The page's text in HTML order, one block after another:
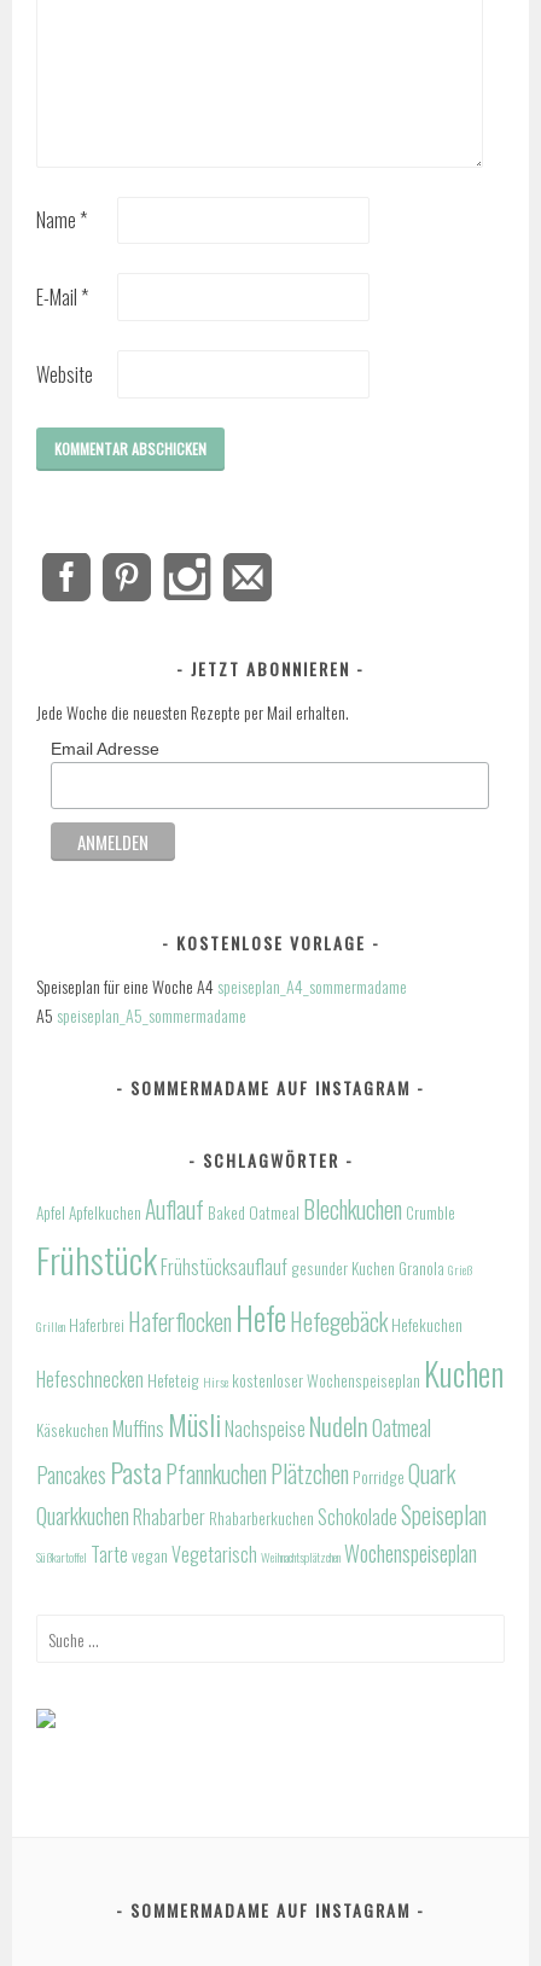
Name *
E-Mail *
Website
JETZT ABONNIEREN
Jede Woche die neuesten Rezepte per Mail erhalten.
Email Adresse
KOSTENLOSE VORLAGE
Speiseplan für eine Woche A4speiseplan_A4_sommermadame
A5 speiseplan_A5_sommermadame
SOMMERMADAME AUF INSTAGRAM
SCHLAGWÖRTER
Apfel Apfelkuchen Auflauf Baked Oatmeal Blechkuchen Crumble
FrühstückFrühstücksauflauf gesunder Kuchen Granola Grieß
Grillen Haferbrei Haferflocken HefeHefegebäck Hefekuchen
Hefeschnecken Hefeteig Hirse kostenloser Wochenspeiseplan Kuchen
Käsekuchen Muffins Müsli Nachspeise NudelnOatmeal
Pancakes PastaPfannkuchenPlätzchen Porridge Quark
Quarkkuchen Rhabarber Rhabarberkuchen SchokoladeSpeiseplan
Süßkartoffel Tarte vegan Vegetarisch Weihnachtsplätzchen Wochenspeiseplan
Suche
SOMMERMADAME AUF INSTAGRAM